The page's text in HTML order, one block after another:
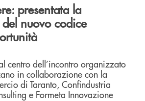
presentata la
nuovo codice
centro dell’incontro organizzato
in collaborazione con la
di Taranto, Confindustria
e Formeta Innovazione